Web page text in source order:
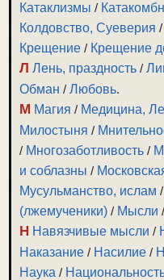
Катаклизмы /
Колдовство, Суеверия /
Крещение / Крещение
Л Лень, праздность /
Обман /Любовь.
М Магия / Медицина,
Милостыня /
/ Многозаботливость /
и соблазны /
Мусульманство, ислам /
(лжемученики) / Мысли /
Н Навязчивые мысли /
Наказание / Насилие /
Наука /